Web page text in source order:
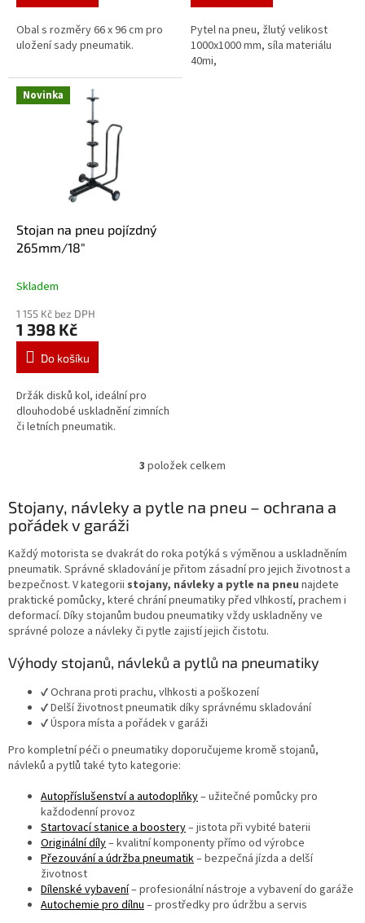
Obal s rozměry 66 x 96 cm pro
uložení sady pneumatik.
Pytel na pneu, žlutý velikost
1000x1000 mm, síla materiálu
40mi,
Novinka
Stojan na pneu pojízdný
265mm/18"
Skladem
1 155 Kč bez DPH
1 398 Kč
Do košíku
Držák disků kol, ideální pro
dlouhodobé uskladnění zimních
či letních pneumatik.
O
l
á
a
c
í
p
r
v
k
y
v
ý
p
i
s
u
3 položek celkem
Stojany, návleky a pytle na pneu – ochrana a
pořádek v garáži
Každý motorista se dvakrát do roka potýká s výměnou a uskladněním
pneumatik. Správné skladování je přitom zásadní pro jejich životnost a
bezpečnost. V kategorii stojany, návleky a pytle na pneu najdete
praktické pomůcky, které chrání pneumatiky před vlhkostí, prachem i
deformací. Díky stojanům budou pneumatiky vždy uskladněny ve
správné poloze a návleky či pytle zajistí jejich čistotu.
Výhody stojanů, návleků a pytlů na pneumatiky
✔ Ochrana proti prachu, vlhkosti a poškození
✔ Delší životnost pneumatik díky správnému skladování
✔ Úspora místa a pořádek v garáži
Pro kompletní péči o pneumatiky doporučujeme kromě stojanů,
návleků a pytlů také tyto kategorie:
Autopříslušenství a autodoplňky– užitečné pomůcky pro
každodenní provoz
Startovací stanice a boostery– jistota při vybité baterii
Originální díly– kvalitní komponenty přímo od výrobce
Přezouvání a údržba pneumatik– bezpečná jízda a delší
životnost
Dílenské vybavení– profesionální nástroje a vybavení do garáže
Autochemie pro dílnu– prostředky pro údržbu a servis